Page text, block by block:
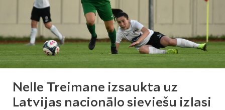
Nelle Treimane izsaukta uz
Latvijas nacionālo sieviešu izlasi